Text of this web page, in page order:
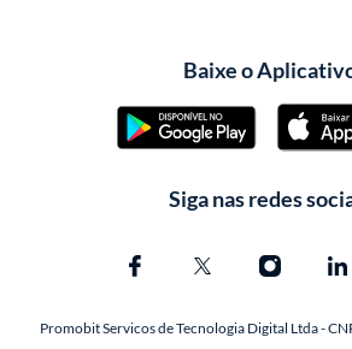
Baixe o
Siga nas redes
Promobit Servicos de Tecnologia Digital Ltda -